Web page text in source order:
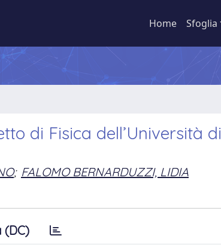
Home Sfoglia
di Fisica dell’Università di
; FALOMO BERNARDUZZI, LIDIA
(DC)